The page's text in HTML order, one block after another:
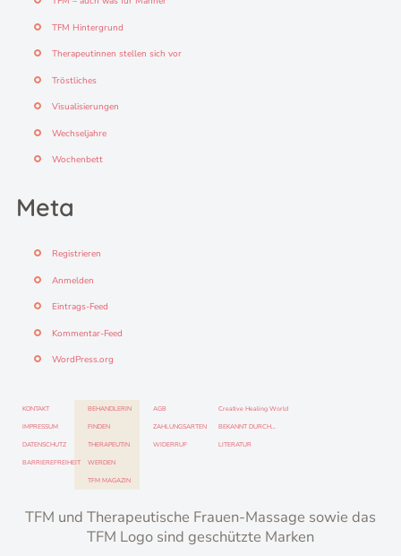
TFM Hintergrund
Therapeutinnen stellen sich vor
Tröstliches
Visualisierungen
Wechseljahre
Wochenbett
Meta
Registrieren
Anmelden
Eintrags-Feed
Kommentar-Feed
WordPress.org
KONTAKT
IMPRESSUM
DATENSCHUTZ
BARRIEREFREIHEIT
BEHANDLERIN
FINDEN
THERAPEUTIN
WERDEN
TFM MAGAZIN
Creative Healing World
BEKANNT DURCH…
LITERATUR
AGB
ZAHLUNGSARTEN
WIDERRUF
TFM und Therapeutische Frauen-Massage sowie das
TFM Logo sind geschützte Marken